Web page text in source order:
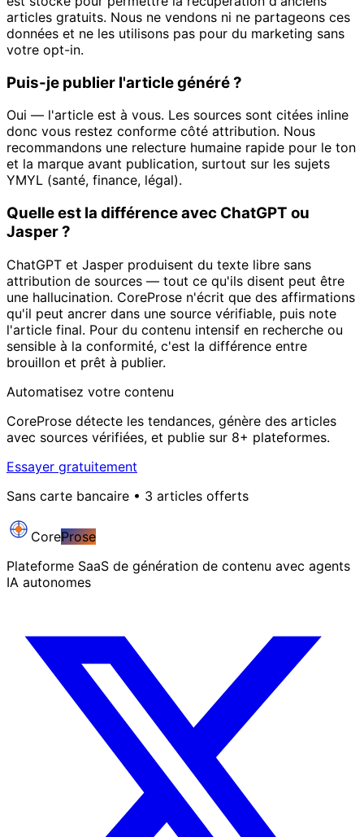
articles gratuits. Nous ne vendons ni ne partageons ces
données et ne les utilisons pas pour du marketing sans
votre opt-in.
Puis-je publier l'article généré ?
Oui — l'article est à vous. Les sources sont citées inline
donc vous restez conforme côté attribution. Nous
recommandons une relecture humaine rapide pour le ton
et la marque avant publication, surtout sur les sujets
YMYL (santé, finance, légal).
Quelle est la différence avec ChatGPT ou
Jasper ?
ChatGPT et Jasper produisent du texte libre sans
attribution de sources — tout ce qu'ils disent peut être
une hallucination. CoreProse n'écrit que des affirmations
qu'il peut ancrer dans une source vérifiable, puis note
l'article final. Pour du contenu intensif en recherche ou
sensible à la conformité, c'est la différence entre
brouillon et prêt à publier.
Automatisez votre contenu
CoreProse détecte les tendances, génère des articles
avec sources vérifiées, et publie sur 8+ plateformes.
Essayer gratuitement
Sans carte bancaire • 3 articles offerts
CoreProse
Plateforme SaaS de génération de contenu avec agents
IA autonomes